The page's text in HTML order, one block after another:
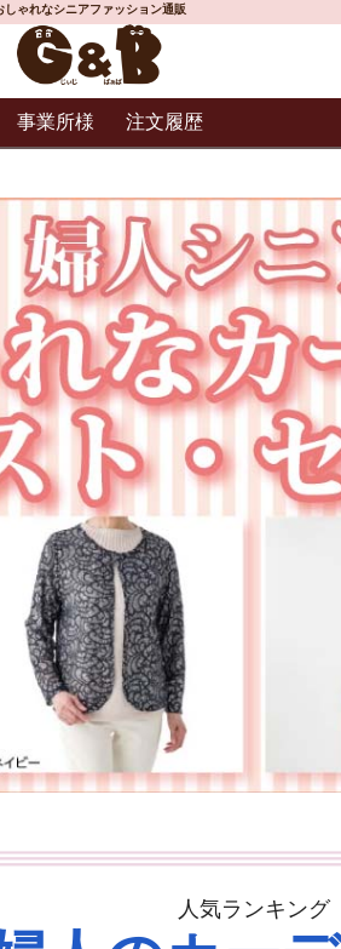
しゃれなシニアファッション通販
事業所様 注文履歴
人気ランキング